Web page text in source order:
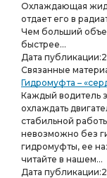
Охлаждающая
отдает его в
Чем больший
быстрее...
Дата публикации:
Связанные
Гидромуфта –
Каждый водитель
охлаждать
стабильной
невозможно без
гидромуфты, ее
читайте в нашем...
Дата публикации: